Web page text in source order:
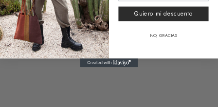
Desde64,00 €
2 reseñas
Desde64,00€
Sustainable Bag Martina
Sustainable Bag Maximina
Quiero mi descuento
NO, GRACIAS